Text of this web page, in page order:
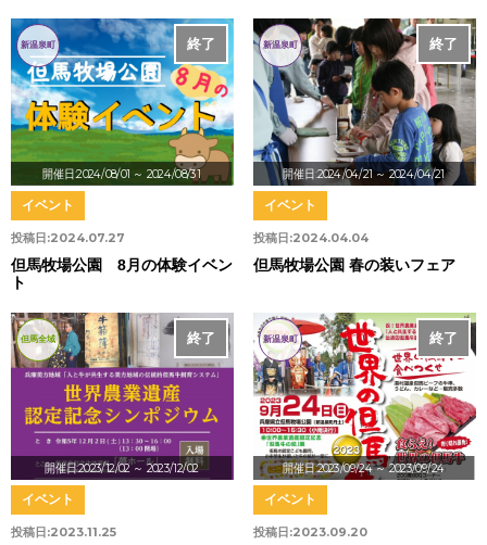
開催日:2024/08/01 ～ 2024/08/31
終了
新温泉町
投稿日:2024.07.27
イベント
但馬牧場公園 8月の体験イベン
ト
開催日:2024/04/21 ～ 2024/04/21
終了
新温泉町
投稿日:2024.04.04
イベント
但馬牧場公園 春の装いフェア
開催日:2023/12/02 ～ 2023/12/02
終了
但馬全域
投稿日:2023.11.25
イベント
開催日:2023/09/24～ 2023/09/24
終了
新温泉町
投稿日:2023.09.20
イベント